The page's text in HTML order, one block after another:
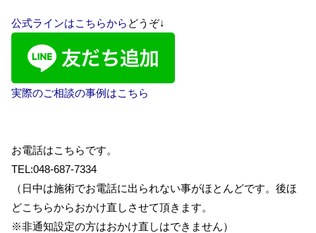
公式ラインはこちらから どうぞ↓
実際のご相談の事例はこちら
お電話はこちらです。
TEL:048-687-7334
（日中は施術でお電話に出られない事がほとんどです。後ほ
どこちらからおかけ直しさせて頂きます。
※非通知設定の方はおかけ直しはできません）